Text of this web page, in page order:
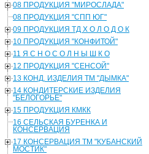
08 ПРОДУКЦИЯ "МИРОСЛАДА"
08 ПРОДУКЦИЯ "СПП ЮГ"
09 ПРОДУКЦИЯ ТД Х О Л О Д О К
10 ПРОДУКЦИЯ "КОНФИТОЙ"
11 Я С Н О С О Л Н Ы Ш К О
12 ПРОДУКЦИЯ "СЕНСОЙ"
13 КОНД. ИЗДЕЛИЯ ТМ "ДЫМКА"
14 КОНДИТЕРСКИЕ ИЗДЕЛИЯ
"БЕЛОГОРЬЕ"
15 ПРОДУКЦИЯ КМКК
16 СЕЛЬСКАЯ БУРЕНКА И
КОНСЕРВАЦИЯ
17 КОНСЕРВАЦИЯ ТМ "КУБАНСКИЙ
МОСТИК"